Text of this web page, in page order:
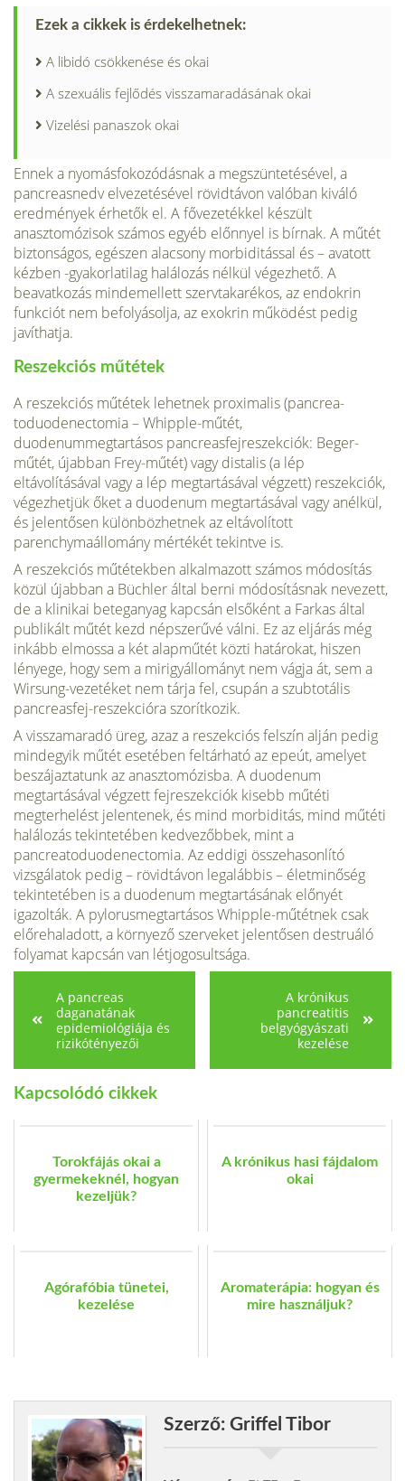
Ezek a cikkek is érdekelhetnek:
A libidó csökkenése és okai
A szexuális fejlődés visszamaradásának okai
Vizelési panaszok okai
Ennek a nyomásfokozódásnak a megszüntetésével, a
pancreasnedv elvezetésével rövidtávon valóban kiváló
eredmények érhetők el. A fővezetékkel készült
anasztomózisok számos egyéb előnnyel is bírnak. A műtét
biztonságos, egészen alacsony morbiditással és – avatott
kézben -gyakorlatilag halálozás nélkül végezhető. A
beavatkozás mindemellett szervtakarékos, az endokrin
funkciót nem befolyásolja, az exokrin működést pedig
javíthatja.
Reszekciós műtétek
A reszekciós műtétek lehetnek proximalis (pancrea-
toduodenectomia – Whipple-műtét,
duodenummegtartásos pancreasfejreszekciók: Beger-
műtét, újabban Frey-műtét) vagy distalis (a lép
eltávolításával vagy a lép megtartásával végzett) reszekciók,
végezhetjük őket a duodenum megtartásával vagy anélkül,
és jelentősen különbözhetnek az eltávolított
parenchymaállomány mértékét tekintve is.
A reszekciós műtétekben alkalmazott számos módosítás
közül újabban a Büchler által berni módosításnak nevezett,
de a klinikai beteganyag kapcsán elsőként a Farkas által
publikált műtét kezd népszerűvé válni. Ez az eljárás még
inkább elmossa a két alapműtét közti határokat, hiszen
lényege, hogy sem a mirigyállományt nem vágja át, sem a
Wirsung-vezetéket nem tárja fel, csupán a szubtotális
pancreasfej-reszekcióra szorítkozik.
A visszamaradó üreg, azaz a reszekciós felszín alján pedig
mindegyik műtét esetében feltárható az epeút, amelyet
beszájaztatunk az anasztomózisba. A duodenum
megtartásával végzett fejreszekciók kisebb műtéti
megterhelést jelentenek, és mind morbiditás, mind műtéti
halálozás tekintetében kedvezőbbek, mint a
pancreatoduodenectomia. Az eddigi összehasonlító
vizsgálatok pedig – rövidtávon legalábbis – életminőség
tekintetében is a duodenum megtartásának előnyét
igazolták. A pylorusmegtartásos Whipple-műtétnek csak
előrehaladott, a környező szerveket jelentősen destruáló
folyamat kapcsán van létjogosultsága.
A pancreas
daganatának
epidemiológiája és
rizikótényezői
A krónikus
pancreatitis
belgyógyászati
kezelése
Kapcsolódó cikkek
Torokfájás okai a
gyermekeknél, hogyan
kezeljük?
A krónikus hasi fájdalom
okai
Agórafóbia tünetei,
kezelése
Aromaterápia: hogyan és
mire használjuk?
Szerző: Griffel Tibor